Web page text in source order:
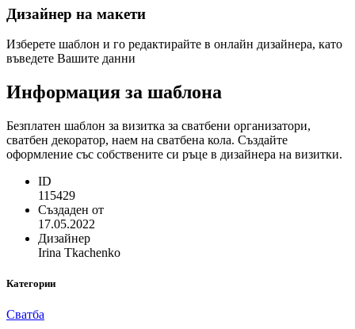
Дизайнер на макети
Изберете шаблон и го редактирайте в онлайн дизайнера, като
въведете Вашите данни
Информация за шаблона
Безплатен шаблон за визитка за сватбени организатори,
сватбен декоратор, наем на сватбена кола. Създайте
оформление със собствените си ръце в дизайнера на визитки.
ID
115429
Създаден от
17.05.2022
Дизайнер
Irina Tkachenko
Категории
Сватба